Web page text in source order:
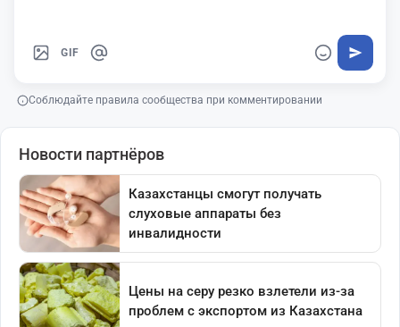
GIF
Соблюдайте правила сообщества при комментировании